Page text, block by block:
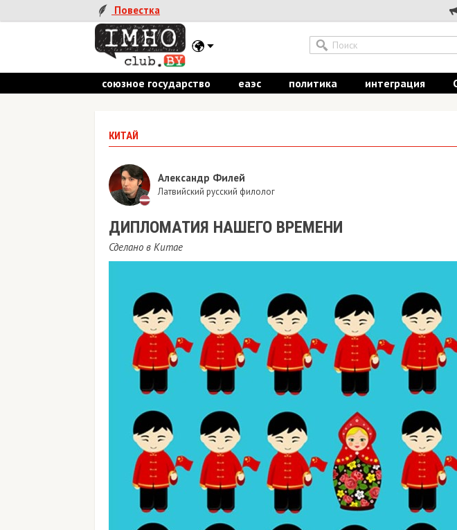
Повестка
союзное государство еаэс политика интеграция
КИТАЙ
Александр Филей
Латвийский русский филолог
ДИПЛОМАТИЯ НАШЕГО ВРЕМЕНИ
Сделано в Китае